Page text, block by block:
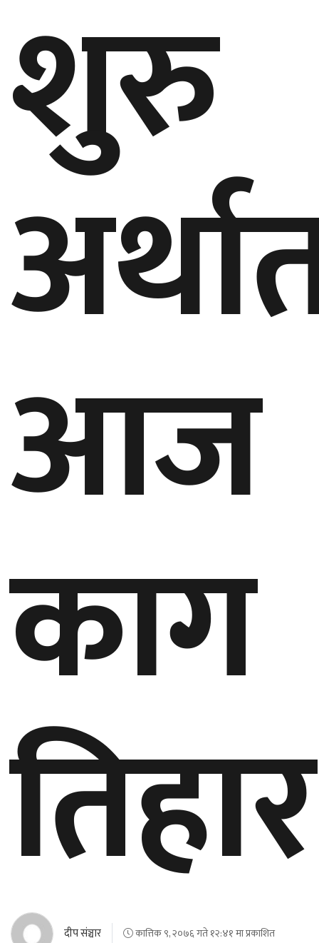
कला/
साहित्य
ग्लोबल
जापान
शुरु
आज
काग
तिहार
दीप संञ्चार कात्तिक ९, २०७६ गते १२:४१ मा प्रकाशित